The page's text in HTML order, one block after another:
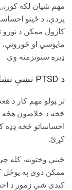
مهم شیان لکه
پردې، د ځینو
کارول ممکن د نورو
مايوسي او ځورونې،
ډیره ستونزمنه وي.
د PTSD نښې نښانې اداره کول او درملنه
تر ټولو مهم کار د
څخه د خلاصون هڅه
احساساتو څخه ډډه
کړئ.
ځینې ​​وختونه، کله
ممکن دوی په یوځل
کیدی شي زموږ د